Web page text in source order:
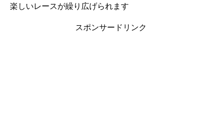
楽しいレースが繰り広げられます
スポンサードリンク